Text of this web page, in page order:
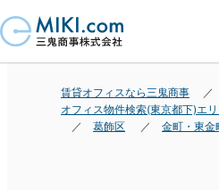
賃貸オフィスなら三鬼商事
オフィス物件検索(東京都下)エ
葛飾区
金町・東金